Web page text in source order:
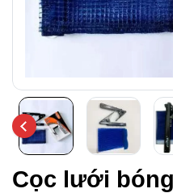
Cọc lưới